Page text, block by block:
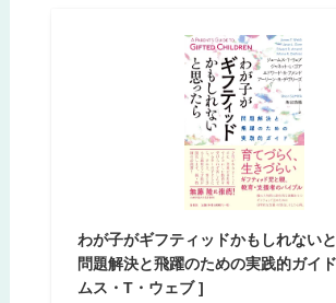
わが子がギフティッドかもしれない
問題解決と飛躍のための実践的ガイ
ムス・T・ウェブ ]